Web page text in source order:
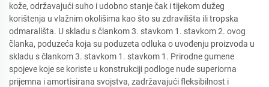
kože, održavajući suho i udobno stanje čak i tijekom dužeg
korištenja u vlažnim okolišima kao što su zdravilišta ili tropska
odmarališta. U skladu s člankom 3. stavkom 1. stavkom 2. ovog
članka, poduzeća koja su poduzeta odluka o uvođenju proizvoda u
skladu s člankom 3. stavkom 1. stavkom 1. Prirodne gumene
spojeve koje se koriste u konstrukciji podloge nude superiorna
prijemna i amortisirana svojstva, zadržavajući fleksibilnost i